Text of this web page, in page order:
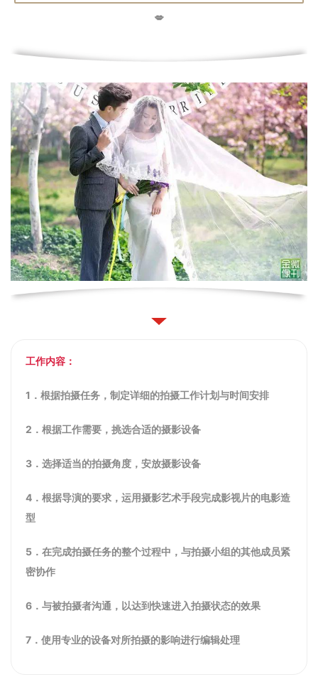
💋
工作内容：
1．根据拍摄任务，制定详细的拍摄工作计划与时间安排
2．根据工作需要，挑选合适的摄影设备
3．选择适当的拍摄角度，安放摄影设备
4．根据导演的要求，运用摄影艺术手段完成影视片的电影造
型
5．在完成拍摄任务的整个过程中，与拍摄小组的其他成员紧
密协作
6．与被拍摄者沟通，以达到快速进入拍摄状态的效果
7．使用专业的设备对所拍摄的影响进行编辑处理